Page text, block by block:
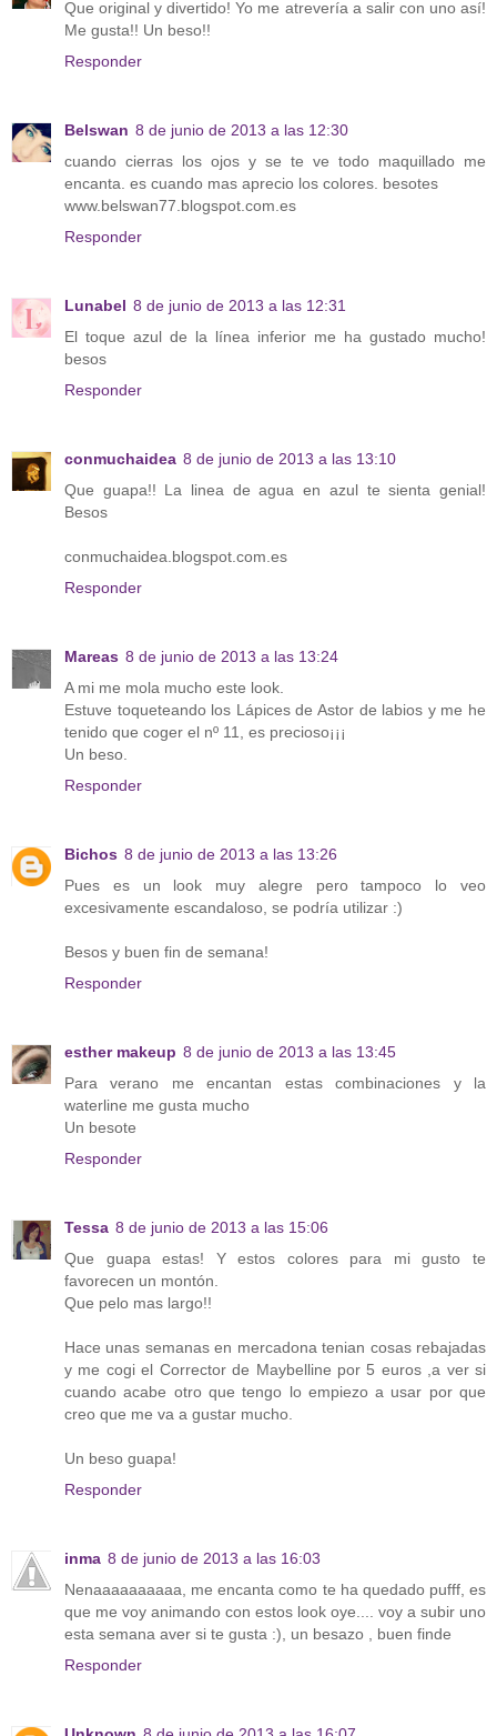
Que original y divertido! Yo me atrevería a salir con uno así!
Me gusta!! Un beso!!
Responder
Belswan 8 de junio de 2013 a las 12:30
cuando cierras los ojos y se te ve todo maquillado me
encanta. es cuando mas aprecio los colores. besotes
www.belswan77.blogspot.com.es
Responder
Lunabel 8 de junio de 2013 a las 12:31
El toque azul de la línea inferior me ha gustado mucho!
besos
Responder
conmuchaidea 8 de junio de 2013 a las 13:10
Que guapa!! La linea de agua en azul te sienta genial!
Besos
conmuchaidea.blogspot.com.es
Responder
Mareas 8 de junio de 2013 a las 13:24
A mi me mola mucho este look.
Estuve toqueteando los Lápices de Astor de labios y me he
tenido que coger el nº 11, es precioso¡¡¡
Un beso.
Responder
Bichos 8 de junio de 2013 a las 13:26
Pues es un look muy alegre pero tampoco lo veo
excesivamente escandaloso, se podría utilizar :)
Besos y buen fin de semana!
Responder
esther makeup 8 de junio de 2013 a las 13:45
Para verano me encantan estas combinaciones y la
waterline me gusta mucho
Un besote
Responder
Tessa 8 de junio de 2013 a las 15:06
Que guapa estas! Y estos colores para mi gusto te
favorecen un montón.
Que pelo mas largo!!
Hace unas semanas en mercadona tenian cosas rebajadas
y me cogi el Corrector de Maybelline por 5 euros ,a ver si
cuando acabe otro que tengo lo empiezo a usar por que
creo que me va a gustar mucho.
Un beso guapa!
Responder
inma 8 de junio de 2013 a las 16:03
Nenaaaaaaaaaa, me encanta como te ha quedado pufff, es
que me voy animando con estos look oye.... voy a subir uno
esta semana aver si te gusta :), un besazo , buen finde
Responder